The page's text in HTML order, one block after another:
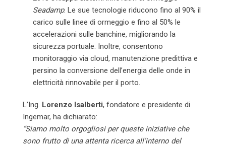
Seadamp. Le sue tecnologie riducono fino al 90% il
carico sulle linee di ormeggio e fino al 50% le
accelerazioni sulle banchine, migliorando la
sicurezza portuale. Inoltre, consentono
monitoraggio via cloud, manutenzione predittiva e
persino la conversione dell’energia delle onde in
elettricità rinnovabile per il porto.
L’Ing. Lorenzo Isalberti, fondatore e presidente di
Ingemar, ha dichiarato:
“Siamo molto orgogliosi per queste iniziative che
sono frutto di una attenta ricerca all’interno del